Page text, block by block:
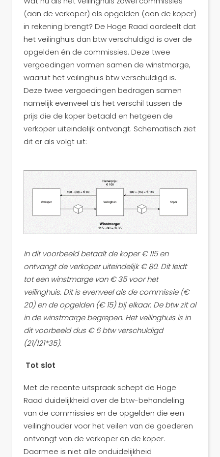
(aan de verkoper) als opgelden (aan de koper)
in rekening brengt? De Hoge Raad oordeelt dat
het veilinghuis dan btw verschuldigd is over de
opgelden én de commissies. Deze twee
vergoedingen vormen samen de winstmarge,
waaruit het veilinghuis btw verschuldigd is.
Deze twee vergoedingen bedragen samen
namelijk evenveel als het verschil tussen de
prijs die de koper betaald en hetgeen de
verkoper uiteindelijk ontvangt. Schematisch ziet
dit er als volgt uit:
In dit voorbeeld betaalt de koper € 115 en
ontvangt de verkoper uiteindelijk € 80. Dit leidt
tot een winstmarge van € 35 voor het
veilinghuis. Dit is evenveel als de commissie (€
20) en de opgelden (€ 15) bij elkaar. De btw zit al
in de winstmarge begrepen. Het veilinghuis is in
dit voorbeeld dus € 6 btw verschuldigd
(21/121*35).
Tot slot
Met de recente uitspraak schept de Hoge
Raad duidelijkheid over de btw-behandeling
van de commissies en de opgelden die een
veilinghouder voor het veilen van de goederen
ontvangt van de verkoper en de koper.
Daarmee is niet alle onduidelijkheid